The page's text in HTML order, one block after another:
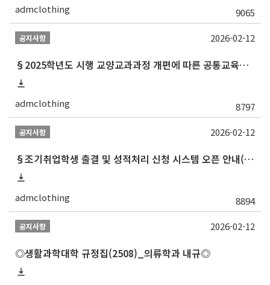
admclothing 9065
공지사항
§2025학년도 시행 교양교과과정 개편에 따른 공통교육과정 교과목 목록 최종§
admclothing 8797
2026-02-12
공지사항
§조기취업학생 출결 및 성적처리 신청 시스템 오픈 안내(2024.3.29.자 업데이트)§
admclothing 8894
2026-02-12
공지사항
◎생활과학대학 규정집(2508)_의류학과 내규◎
2026-02-12